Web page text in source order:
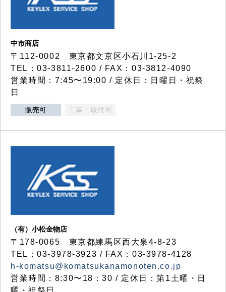
中市商店
〒112-0002 東京都文京区小石川1-25-2
TEL：03-3811-2600 / FAX：03-3812-4090
営業時間：7:45〜19:00 / 定休日：日曜日・祝祭
日
販売可 工事・取付可
（有）小松金物店
〒178-0065 東京都練馬区西大泉4-8-23
TEL：03-3978-3923 / FAX：03-3978-4128
h-komatsu@komatsukanamonoten.co.jp
営業時間：8:30〜18：30 / 定休日：第1土曜・日
曜・祝祭日